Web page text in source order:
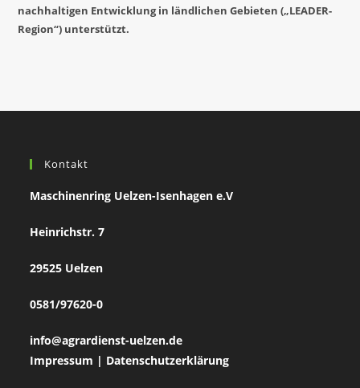
nachhaltigen Entwicklung in ländlichen Gebieten („LEADER-
Region“) unterstützt.
Kontakt
Maschinenring Uelzen-Isenhagen e.V
Heinrichstr. 7
29525 Uelzen
0581/97620-0
info@agrardienst-uelzen.de
Impressum | Datenschutzerklärung